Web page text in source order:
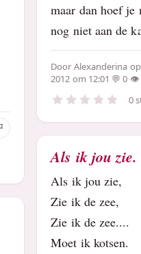
maar dan hoef je
nog niet aan de
Door Alexanderina
2012 om 12:01
0
0
Als ik jou zie.
Als ik jou zie,
Zie ik de zee,
Zie ik de zee....
Moet ik kotsen.